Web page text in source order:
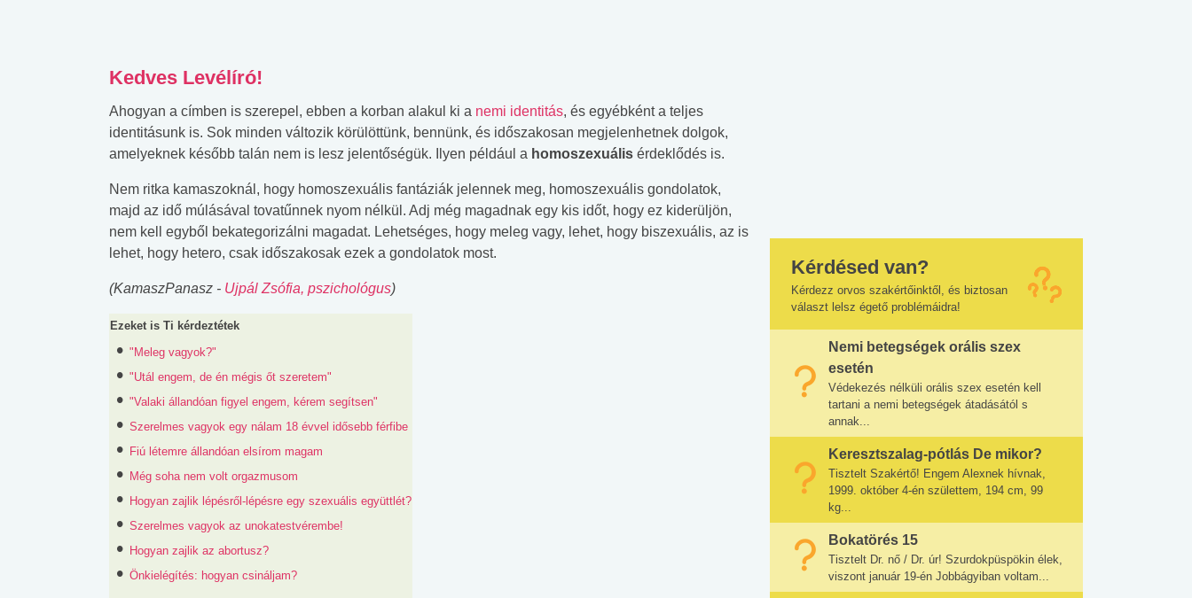
Kedves Levélíró!
Ahogyan a címben is szerepel, ebben a korban alakul ki a nemi identitás, és egyébként a teljes
identitásunk is. Sok minden változik körülöttünk, bennünk, és időszakosan megjelenhetnek dolgok,
amelyeknek később talán nem is lesz jelentőségük. Ilyen például a homoszexuális érdeklődés is.
Nem ritka kamaszoknál, hogy homoszexuális fantáziák jelennek meg, homoszexuális gondolatok,
majd az idő múlásával tovatűnnek nyom nélkül. Adj még magadnak egy kis időt, hogy ez kiderüljön,
nem kell egyből bekategorizálni magadat. Lehetséges, hogy meleg vagy, lehet, hogy biszexuális, az is
lehet, hogy hetero, csak időszakosak ezek a gondolatok most.
(KamaszPanasz - Ujpál Zsófia, pszichológus)
Ezeket is Ti kérdeztétek
"Meleg vagyok?"
"Utál engem, de én mégis őt szeretem"
"Valaki állandóan figyel engem, kérem segítsen"
Szerelmes vagyok egy nálam 18 évvel idősebb férfibe
Fiú létemre állandóan elsírom magam
Még soha nem volt orgazmusom
Hogyan zajlik lépésről-lépésre egy szexuális együttlét?
Szerelmes vagyok az unokatestvérembe!
Hogyan zajlik az abortusz?
Önkielégítés: hogyan csináljam?
Kérdésed van?
Kérdezz orvos szakértőinktől, és biztosan
választ lelsz égető problémáidra!
Nemi betegségek orális szex
esetén
Védekezés nélküli orális szex esetén kell
tartani a nemi betegségek átadásától s
annak...
Keresztszalag-pótlás De mikor?
Tisztelt Szakértő! Engem Alexnek hívnak,
1999. október 4-én születtem, 194 cm, 99
kg...
Bokatörés 15
Tisztelt Dr. nő / Dr. úr! Szurdokpüspökin élek,
viszont január 19-én Jobbágyiban voltam...